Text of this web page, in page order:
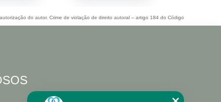
do autor. Crime de violação de direito autoral – artigo 184 do Código